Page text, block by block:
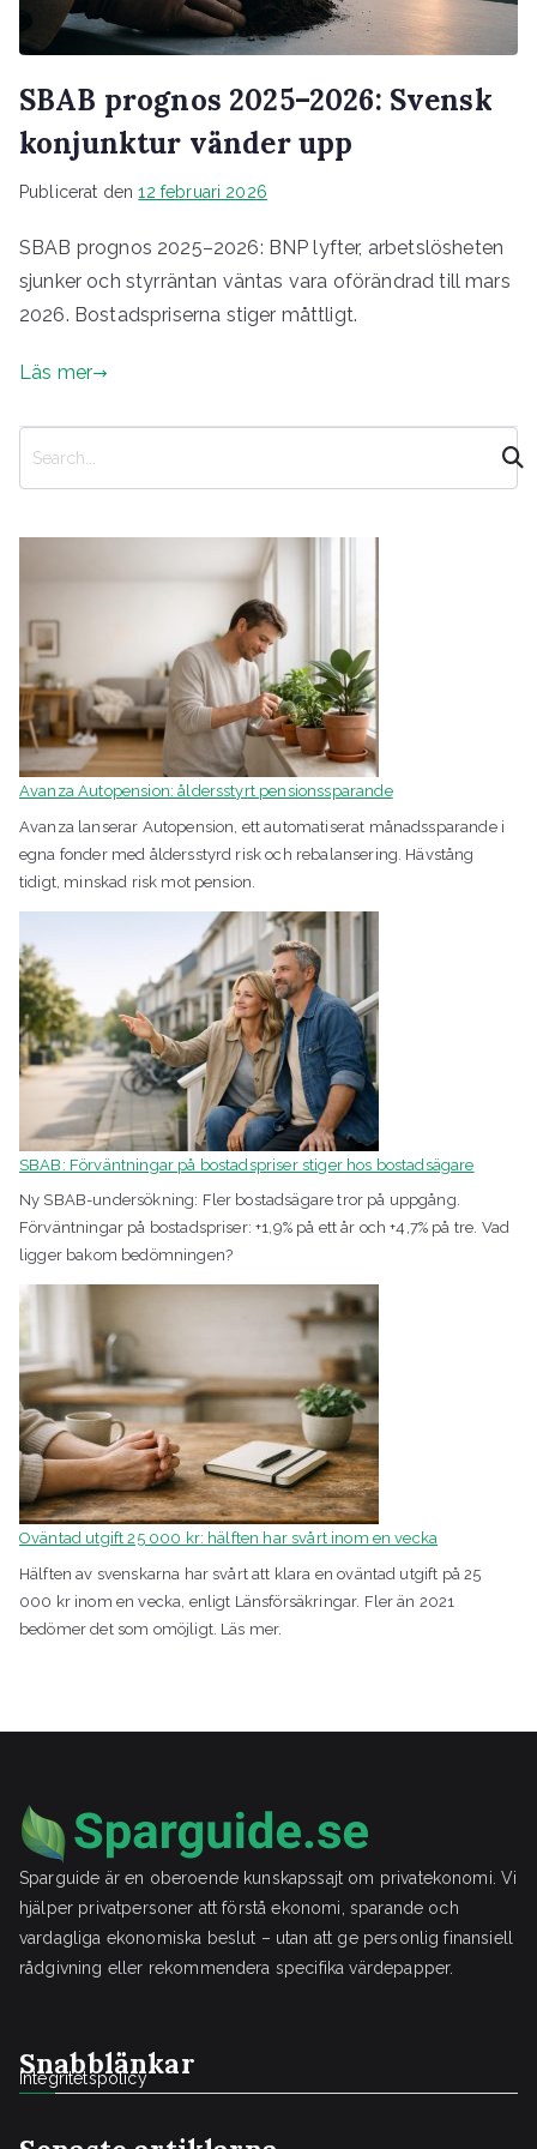
SBAB prognos 2025–2026: Svensk
konjunktur vänder upp
Publicerat den12 februari 2026
SBAB prognos 2025–2026: BNP lyfter, arbetslösheten
sjunker och styrräntan väntas vara oförändrad till mars
2026. Bostadspriserna stiger måttligt.
Läs mer
Avanza Autopension: åldersstyrt pensionssparande
Avanza lanserar Autopension, ett automatiserat månadssparande i
egna fonder med åldersstyrd risk och rebalansering. Hävstång
tidigt, minskad risk mot pension.
SBAB: Förväntningar på bostadspriser stiger hos bostadsägare
Ny SBAB-undersökning: Fler bostadsägare tror på uppgång.
Förväntningar på bostadspriser: +1,9% på ett år och +4,7% på tre. Vad
ligger bakom bedömningen?
Oväntad utgift 25 000 kr: hälften har svårt inom en vecka
Hälften av svenskarna har svårt att klara en oväntad utgift på 25
000 kr inom en vecka, enligt Länsförsäkringar. Fler än 2021
bedömer det som omöjligt. Läs mer.
Sparguide är en oberoende kunskapssajt om privatekonomi. Vi
hjälper privatpersoner att förstå ekonomi, sparande och
vardagliga ekonomiska beslut – utan att ge personlig finansiell
rådgivning eller rekommendera specifika värdepapper.
Snabblänkar
Integritetspolicy